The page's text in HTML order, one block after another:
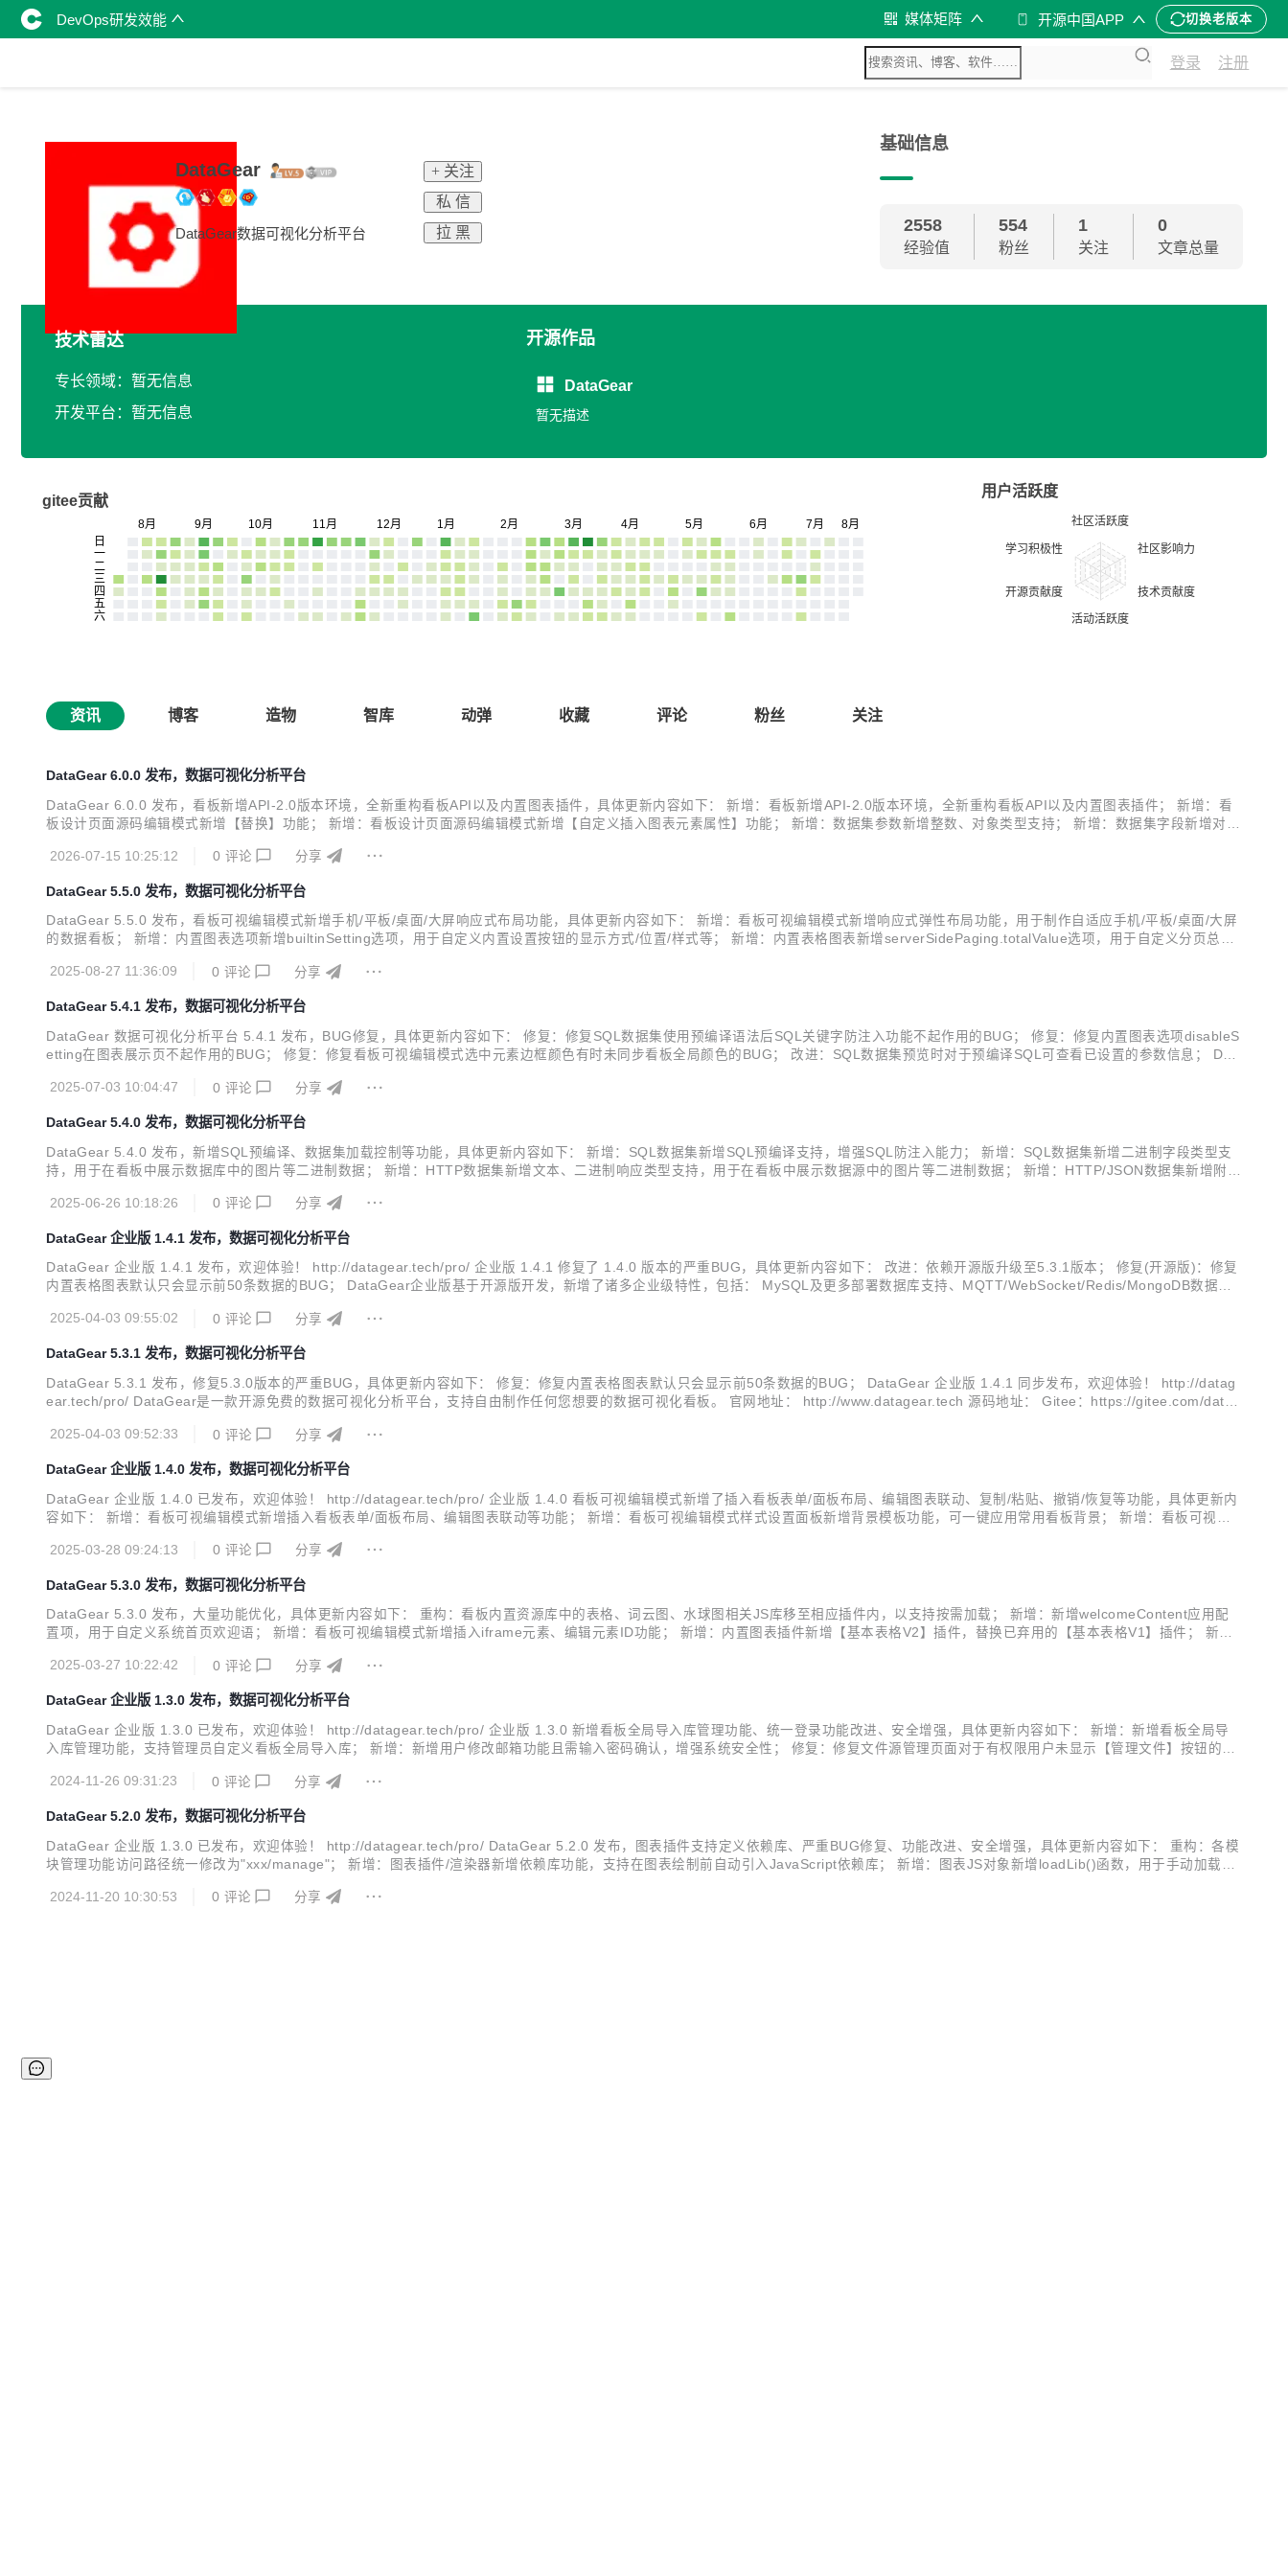
DevOps研发效能 媒体矩阵 开源中国APP 切换老版本
登录 注册
DataGear
DataGear数据可视化分析平台
+ 关注
私 信
拉 黑
基础信息
2558
经验值
554
粉丝
1
关注
0
文章总量
技术雷达
专长领域：暂无信息
开发平台：暂无信息
开源作品
DataGear
暂无描述
gitee贡献
用户活跃度
资讯 博客 造物 智库 动弹 收藏 评论 粉丝 关注
DataGear 6.0.0 发布，数据可视化分析平台
DataGear 6.0.0 发布，看板新增API-2.0版本环境，全新重构看板API以及内置图表插件，具体更新内容如下： 新增：看板新增API-2.0版本环境，全新重构看板API以及内置图表插件； 新增：看
板设计页面源码编辑模式新增【替换】功能； 新增：看板设计页面源码编辑模式新增【自定义插入图表元素属性】功能； 新增：数据集参数新增整数、对象类型支持； 新增：数据集字段新增对象
单独列出，便于快速选取未...
2026-07-15 10:25:12 0 评论 分享
DataGear 5.5.0 发布，数据可视化分析平台
DataGear 5.5.0 发布，看板可视编辑模式新增手机/平板/桌面/大屏响应式布局功能，具体更新内容如下： 新增：看板可视编辑模式新增响应式弹性布局功能，用于制作自适应手机/平板/桌面/大屏
的数据看板； 新增：内置图表选项新增builtinSetting选项，用于自定义内置设置按钮的显示方式/位置/样式等； 新增：内置表格图表新增serverSidePaging.totalValue选项，用于自定义分页总记
2025-08-27 11:36:09
0 评论 分享
DataGear 5.4.1 发布，数据可视化分析平台
DataGear 数据可视化分析平台 5.4.1 发布，BUG修复，具体更新内容如下： 修复：修复SQL数据集使用预编译语法后SQL关键字防注入功能不起作用的BUG； 修复：修复内置图表选项disableS
etting在图表展示页不起作用的BUG； 修复：修复看板可视编辑模式选中元素边框颜色有时未同步看板全局颜色的BUG； 改进：SQL数据集预览时对于预编译SQL可查看已设置的参数信息； Dat
2025-07-03 10:04:47
0 评论 分享
DataGear 5.4.0 发布，数据可视化分析平台
DataGear 5.4.0 发布，新增SQL预编译、数据集加载控制等功能，具体更新内容如下： 新增：SQL数据集新增SQL预编译支持，增强SQL防注入能力； 新增：SQL数据集新增二进制字段类型支
持，用于在看板中展示数据库中的图片等二进制数据； 新增：HTTP数据集新增文本、二进制响应类型支持，用于在看板中展示数据源中的图片等二进制数据； 新增：HTTP/JSON数据集新增附加
集图表插件提供支持； 新增：图表插件/渲...
2025-06-26 10:18:26 0 评论 分享
DataGear 企业版 1.4.1 发布，数据可视化分析平台
DataGear 企业版 1.4.1 发布，欢迎体验！ http://datagear.tech/pro/ 企业版 1.4.1 修复了 1.4.0 版本的严重BUG，具体更新内容如下： 改进：依赖开源版升级至5.3.1版本； 修复(开源版)：修复
内置表格图表默认只会显示前50条数据的BUG； DataGear企业版基于开源版开发，新增了诸多企业级特性，包括： MySQL及更多部署数据库支持、MQTT/WebSocket/Redis/MongoDB数据
2025-04-03 09:55:02
0 评论 分享
DataGear 5.3.1 发布，数据可视化分析平台
DataGear 5.3.1 发布，修复5.3.0版本的严重BUG，具体更新内容如下： 修复：修复内置表格图表默认只会显示前50条数据的BUG； DataGear 企业版 1.4.1 同步发布，欢迎体验！ http://datag
ear.tech/pro/ DataGear是一款开源免费的数据可视化分析平台，支持自由制作任何您想要的数据可视化看板。 官网地址： http://www.datagear.tech 源码地址： Gitee：https://gitee.com/datag
2025-04-03 09:52:33
0 评论 分享
DataGear 企业版 1.4.0 发布，数据可视化分析平台
DataGear 企业版 1.4.0 已发布，欢迎体验！ http://datagear.tech/pro/ 企业版 1.4.0 看板可视编辑模式新增了插入看板表单/面板布局、编辑图表联动、复制/粘贴、撤销/恢复等功能，具体更新内
容如下： 新增：看板可视编辑模式新增插入看板表单/面板布局、编辑图表联动等功能； 新增：看板可视编辑模式样式设置面板新增背景模板功能，可一键应用常用看板背景； 新增：看板可视编
能； 改进：数据...
2025-03-28 09:24:13 0 评论 分享
DataGear 5.3.0 发布，数据可视化分析平台
DataGear 5.3.0 发布，大量功能优化，具体更新内容如下： 重构：看板内置资源库中的表格、词云图、水球图相关JS库移至相应插件内，以支持按需加载； 新增：新增welcomeContent应用配
置项，用于自定义系统首页欢迎语； 新增：看板可视编辑模式新增插入iframe元素、编辑元素ID功能； 新增：内置图表插件新增【基本表格V2】插件，替换已弃用的【基本表格V1】插件； 新
2025-03-27 10:22:42
0 评论 分享
DataGear 企业版 1.3.0 发布，数据可视化分析平台
DataGear 企业版 1.3.0 已发布，欢迎体验！ http://datagear.tech/pro/ 企业版 1.3.0 新增看板全局导入库管理功能、统一登录功能改进、安全增强，具体更新内容如下： 新增：新增看板全局导
入库管理功能，支持管理员自定义看板全局导入库； 新增：新增用户修改邮箱功能且需输入密码确认，增强系统安全性； 修复：修复文件源管理页面对于有权限用户未显示【管理文件】按钮的BU
户也支持同步用户信息...
2024-11-26 09:31:23 0 评论 分享
DataGear 5.2.0 发布，数据可视化分析平台
DataGear 企业版 1.3.0 已发布，欢迎体验！ http://datagear.tech/pro/ DataGear 5.2.0 发布，图表插件支持定义依赖库、严重BUG修复、功能改进、安全增强，具体更新内容如下： 重构：各模
块管理功能访问路径统一修改为"xxx/manage"； 新增：图表插件/渲染器新增依赖库功能，支持在图表绘制前自动引入JavaScript依赖库； 新增：图表JS对象新增loadLib()函数，用于手动加载Ja
2024-11-20 10:30:53
0 评论 分享